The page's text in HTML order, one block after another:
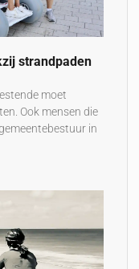
strandpaden
moet
Ook mensen die
in